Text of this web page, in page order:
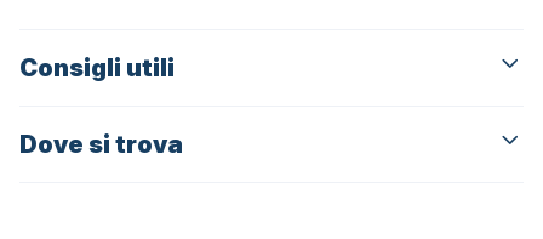
Consigli utili
Dove si trova